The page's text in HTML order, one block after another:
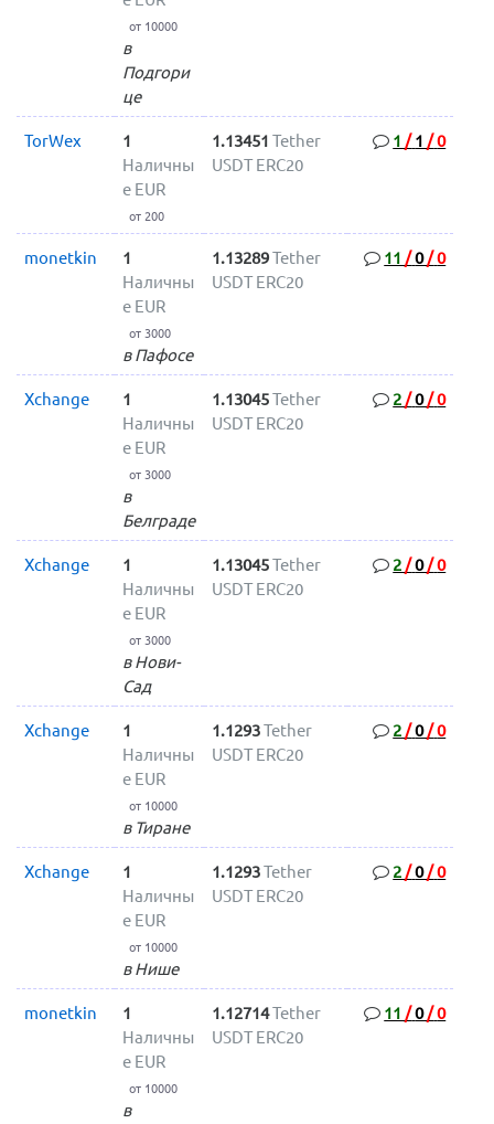
от 10000
в
Подгори
це
TorWex
1
Наличны
е EUR
от 200
1.13451 Tether
USDT ERC20
1 / 1 /0
monetkin
1
Наличны
е EUR
от 3000
в Пафосе
1.13289Tether
USDT ERC20
11 /0/0
Xchange
1
Наличны
е EUR
от 3000
в
Белграде
1.13045Tether
USDT ERC20
2 /0/0
Xchange
1
Наличны
е EUR
от 3000
в Нови-
Сад
1.13045Tether
USDT ERC20
2 /0/0
Xchange
1
Наличны
е EUR
от 10000
в Тиране
1.1293Tether
USDT ERC20
2 /0/0
Xchange
1
Наличны
е EUR
от 10000
в Нише
1.1293Tether
USDT ERC20
2 /0/0
monetkin
1
Наличны
е EUR
от 10000
в
1.12714Tether
USDT ERC20
11 /0/0